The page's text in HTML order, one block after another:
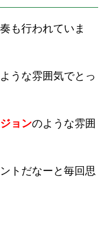
も行われていま
うな雰囲気でとっ
ョンのような雰囲
トだなーと毎回思